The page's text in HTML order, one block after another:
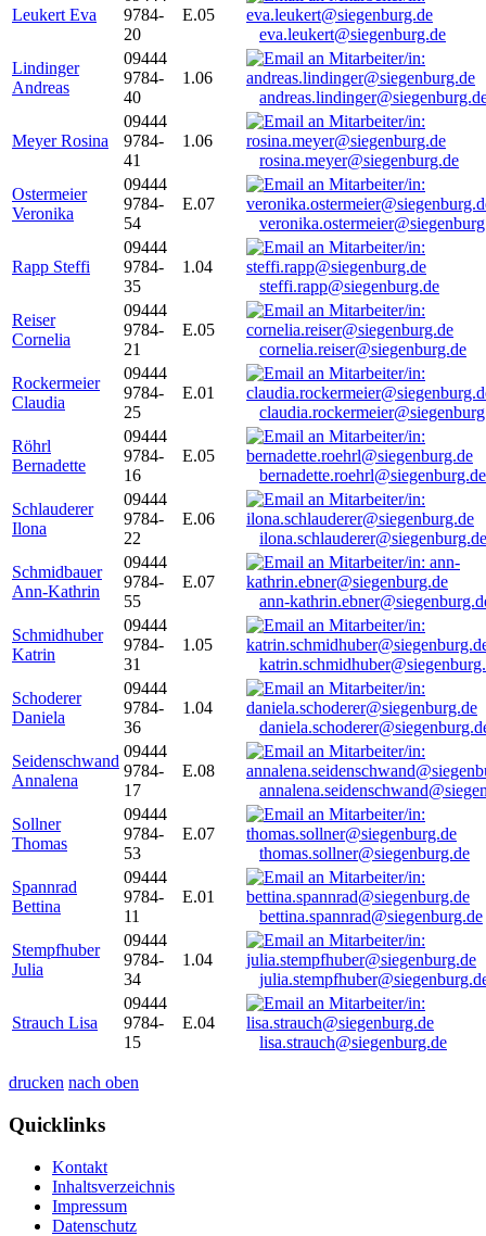
Leukert Eva
9784-
20
E.05
eva.leukert@siegenburg.de
Lindinger
Andreas
09444
9784-
40
1.06
Meyer Rosina
09444
9784-
41
1.06
rosina.meyer@siegenburg.de
Ostermeier
Veronika
09444
9784-
54
E.07
Rapp Steffi
09444
9784-
35
1.04
steffi.rapp@siegenburg.de
Reiser
Cornelia
09444
9784-
21
E.05
cornelia.reiser@siegenburg.de
Rockermeier
Claudia
09444
9784-
25
E.01
Röhrl
Bernadette
09444
9784-
16
E.05
bernadette.roehrl@siegenburg.de
Schlauderer
Ilona
09444
9784-
22
E.06
ilona.schlauderer@siegenburg.de
Schmidbauer
Ann-Kathrin
09444
9784-
55
E.07
ann-
Schmidhuber
Katrin
09444
9784-
31
1.05
Schoderer
Daniela
09444
9784-
36
1.04
Seidenschwand
Annalena
09444
9784-
17
E.08
Sollner
Thomas
09444
9784-
53
E.07
thomas.sollner@siegenburg.de
Spannrad
Bettina
09444
9784-
11
E.01
bettina.spannrad@siegenburg.de
Stempfhuber
Julia
09444
9784-
34
1.04
Strauch Lisa
09444
9784-
15
E.04
lisa.strauch@siegenburg.de
drucken nach oben
Quicklinks
Kontakt
Inhaltsverzeichnis
Impressum
Datenschutz